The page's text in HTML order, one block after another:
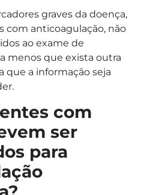
graves da doença,
com anticoagulação, não
ao exame de
menos que exista outra
que a informação seja
com
ser
para